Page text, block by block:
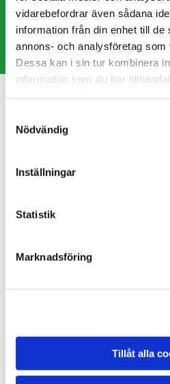
vidarebefordrar även sådana
information från din enhet till de
annons- och analysföretag som
Dessa kan i sin tur kombinera
information som du har
Nödvändig
Inställningar
Statistik
Marknadsföring
Tillåt alla
Läs om vår
Förnya recept
Hos oss har du möjlighet att
Avboka tid
Mån - Tor